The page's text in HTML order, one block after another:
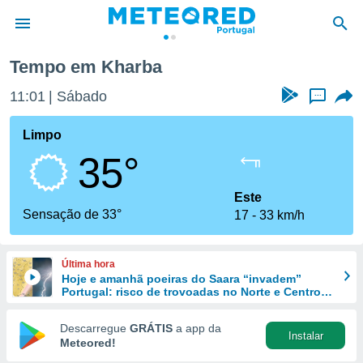
da
foi
fornecidas
a este
das
e
forma
digital
Tempo em Kharba
11:01 Sábado ...
Limpo
35°
Sensação de 33°
Este
17
33 km/h
Última hora
Hoje e amanhã poeiras do Saara “invadem”
Portugal: risco de trovoadas no Norte e Centro
Descarregue GRÁTIS a app da
Meteored!
Instalar